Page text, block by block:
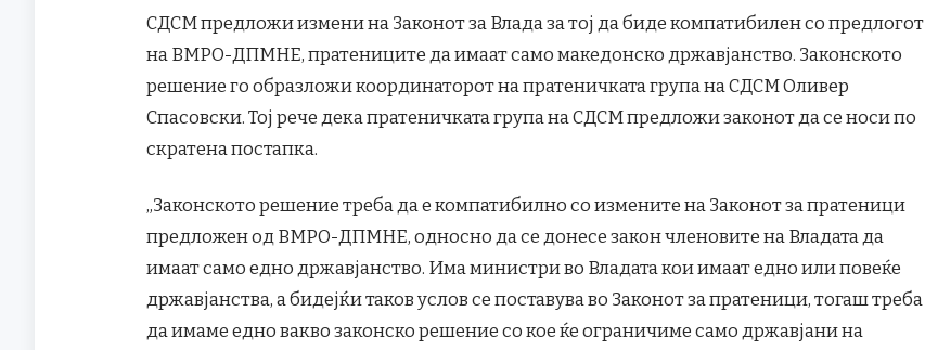
СДСМ предложи измени на Законот за Влада за тој да биде компатибилен со предлогот
на ВМРО-ДПМНЕ, пратениците да имаат само македонско државјанство. Законското
решение го образложи координаторот на пратеничката група на СДСМ Оливер
Спасовски. Тој рече дека пратеничката група на СДСМ предложи законот да се носи по
скратена постапка.
„Законското решение треба да е компатибилно со измените на Законот за пратеници
предложен од ВМРО-ДПМНЕ, односно да се донесе закон членовите на Владата да
имаат само едно државјанство. Има министри во Владата кои имаат едно или повеќе
државјанства, а бидејќи таков услов се поставува во Законот за пратеници, тогаш треба
да имаме едно вакво законско решение со кое ќе ограничиме само државјани на